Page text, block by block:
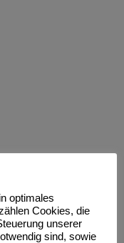
optimales
Cookies, die
unserer
sind, sowie